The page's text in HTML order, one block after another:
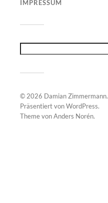
IMPRESSUM
© 2026 Damian Zimmermann.
Präsentiert vonWordPress.
Theme vonAnders Norén.